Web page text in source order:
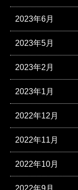
2023年6月
2023年5月
2023年2月
2023年1月
2022年12月
2022年11月
2022年10月